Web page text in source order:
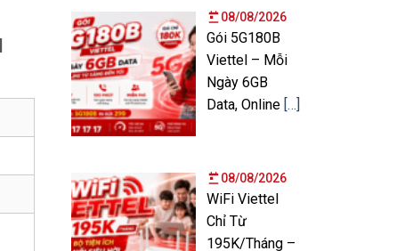
08/08/2026
Gói 5G180B
Viettel – Mỗi
Ngày 6GB
Data, Online […]
08/08/2026
WiFi Viettel
Chỉ Từ
195K/Tháng –